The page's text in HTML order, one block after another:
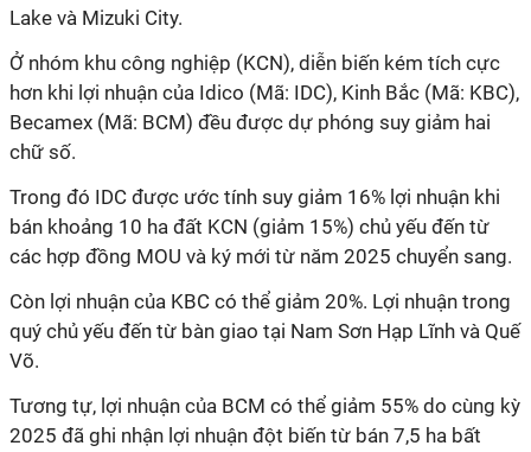
Lake và Mizuki City.
Ở nhóm khu công nghiệp (KCN), diễn biến kém tích cực
hơn khi lợi nhuận của Idico (Mã: IDC), Kinh Bắc (Mã: KBC),
Becamex (Mã: BCM) đều được dự phóng suy giảm hai
chữ số.
Trong đó IDC được ước tính suy giảm 16% lợi nhuận khi
bán khoảng 10 ha đất KCN (giảm 15%) chủ yếu đến từ
các hợp đồng MOU và ký mới từ năm 2025 chuyển sang.
Còn lợi nhuận của KBC có thể giảm 20%. Lợi nhuận trong
quý chủ yếu đến từ bàn giao tại Nam Sơn Hạp Lĩnh và Quế
Võ.
Tương tự, lợi nhuận của BCM có thể giảm 55% do cùng kỳ
2025 đã ghi nhận lợi nhuận đột biến từ bán 7,5 ha bất